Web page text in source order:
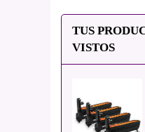
TUS
VISTOS